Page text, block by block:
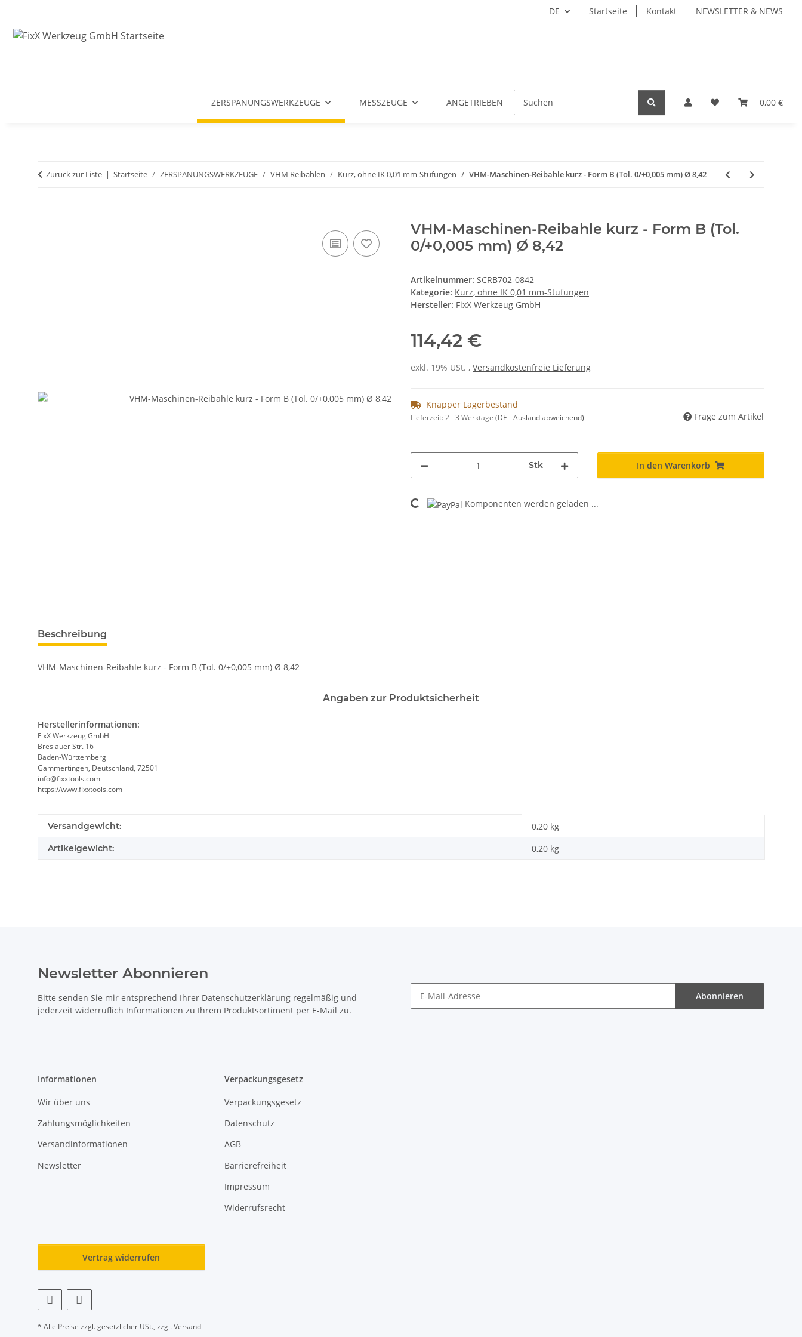
DE Startseite Kontakt NEWSLETTER & NEWS
0,00 €
ZERSPANUNGSWERKZEUGE MESSZEUGE ANGETRIEBENE WERKZEUGE WERKZEUGAUFNAHMEN
Zurück zur Liste Startseite ZERSPANUNGSWERKZEUGE VHM Reibahlen Kurz, ohne IK 0,01 mm-Stufungen VHM-Maschinen-Reibahle kurz - Form B (Tol. 0/+0,005 mm) Ø 8,42
VHM-Maschinen-Reibahle kurz - Form B (Tol.
0/+0,005 mm) Ø 8,42
Artikelnummer: SCRB702-0842
Kategorie: Kurz, ohne IK 0,01 mm-Stufungen
Hersteller: FixX Werkzeug GmbH
114,42 €
exkl. 19% USt. , Versandkostenfreie Lieferung
Knapper Lagerbestand
Lieferzeit:2 - 3 Werktage (DE - Ausland abweichend) Frage zum Artikel
Stk In den Warenkorb
Loading... Komponenten werden geladen ...
weitere Registerkarten anzeigen
Beschreibung
VHM-Maschinen-Reibahle kurz - Form B (Tol. 0/+0,005 mm) Ø 8,42
Angaben zur Produktsicherheit
Herstellerinformationen:
FixX Werkzeug GmbH
Breslauer Str. 16
Baden-Württemberg
Gammertingen, Deutschland, 72501
info@fixxtools.com
https://www.fixxtools.com
Produkteigenschaft
Wert
Versandgewicht: 0,20 kg
Artikelgewicht: 0,20 kg
Newsletter Abonnieren
Bitte senden Sie mir entsprechend Ihrer Datenschutzerklärung regelmäßig und
jederzeit widerruflich Informationen zu Ihrem Produktsortiment per E-Mail zu.
Abonnieren
Informationen
Wir über uns
Zahlungsmöglichkeiten
Versandinformationen
Newsletter
Verpackungsgesetz
Verpackungsgesetz
Datenschutz
AGB
Barrierefreiheit
Impressum
Widerrufsrecht
Vertrag widerrufen
* Alle Preise zzgl. gesetzlicher USt., zzgl.Versand